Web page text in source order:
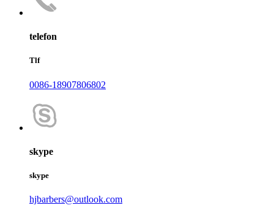
telefon
Tlf
0086-18907806802
skype
skype
hjbarbers@outlook.com